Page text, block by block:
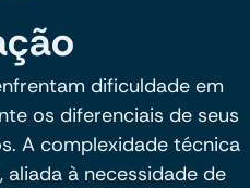
dificuldade em
os diferenciais de seus
A complexidade técnica
à necessidade de